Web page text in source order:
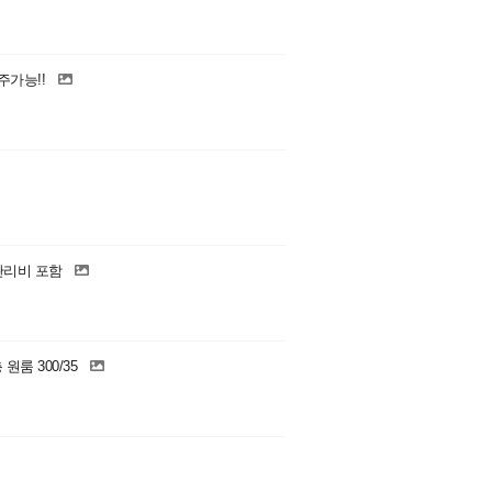
가능!!
리비 포함
원룸 300/35